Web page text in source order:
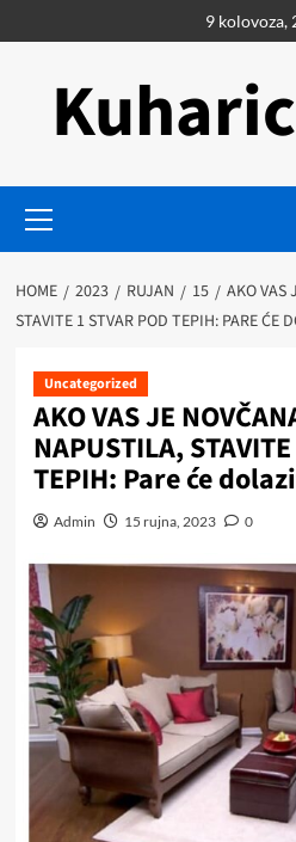
to
9 kolovoza,
Menu
HOME 2023 RUJAN 15
AKO VAS
STAVITE 1 STVAR POD TEPIH: PARE ĆE
Uncategorized
AKO VAS JE
NAPUSTILA,
TEPIH: Pare će
Admin 15 rujna, 2023 0